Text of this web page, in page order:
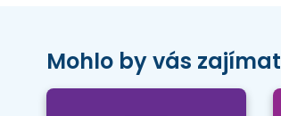
Mohlo by vás zajímat